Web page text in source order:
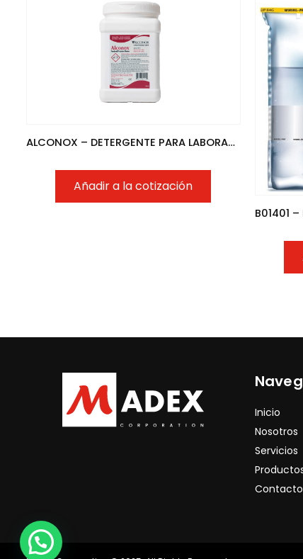
ALCONOX – DETERGENTE PARA LABORATORIO
Añadir a la cotización
Inicio
Nosotros
Servicios
Contacto